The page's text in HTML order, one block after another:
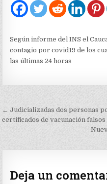
Según informe del INS el
contagio por covid19 de los
las últimas 24 horas
Navegación
de
← Judicializadas dos personas
certificados de vacunación falsos
Deja un